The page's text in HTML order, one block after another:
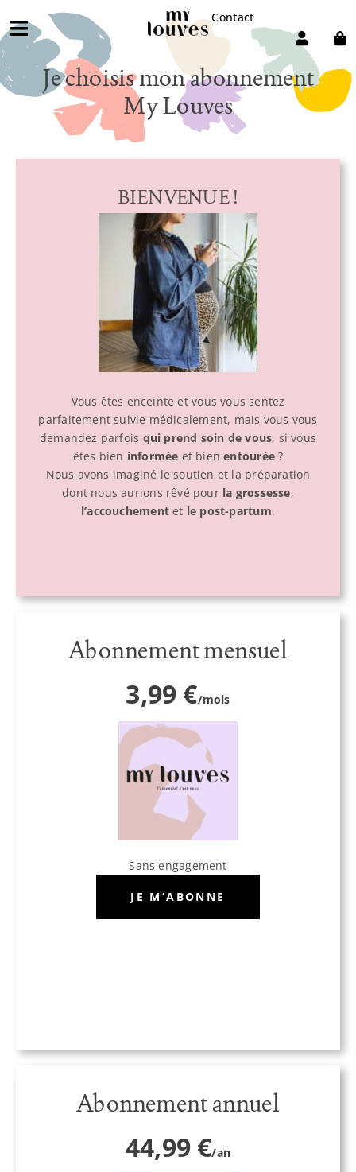
au
contenu
Toggle
Navigation
Ma grossesse
Mon post-partum
Les podcasts My Louves
S’abonner / Offrir
Contact
Je choisis mon abonnement
My Louves
BIENVENUE !
Vous êtes enceinte et vous vous sentez
parfaitement suivie médicalement, mais vous vous
demandez parfois qui prend soin de vous, si vous
êtes bien informée et bienentourée?
Nous avons imaginé le soutien et la préparation
dont nous aurions rêvé pour la grossesse,
l’accouchementet le post-partum.
Abonnement mensuel
3,99 €/mois
Sans engagement
JE M’ABONNE
Abonnement annuel
44,99 €/an